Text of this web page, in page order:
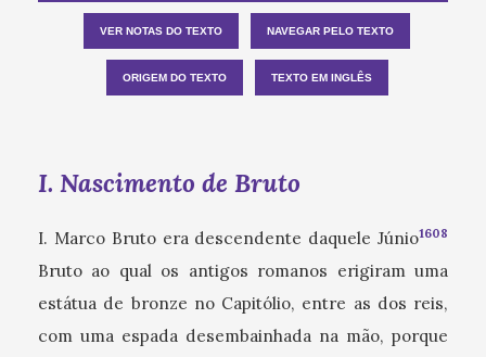
VER NOTAS DO TEXTO NAVEGAR PELO TEXTO
ORIGEM DO TEXTO TEXTO EM INGLÊS
I. Nascimento de Bruto
I. Marco Bruto era descendente daquele Júnio1608
Bruto ao qual os antigos romanos erigiram uma
estátua de bronze no Capitólio, entre as dos reis,
com uma espada desembainhada na mão, porque